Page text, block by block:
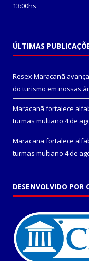
13:00hs
ÚLTIMAS
Resex Maracanã
do turismo em nossas
Maracanã fortalece
turmas multiano 4 de
Maracanã fortalece
turmas multiano 4 de
DESENVOLVIDO POR